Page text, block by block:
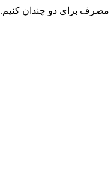
مصرف برای دو چندان کنیم.